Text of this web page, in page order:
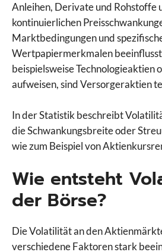
Anleihen, Derivate und Rohstoffe
kontinuierlichen
Marktbedingungen und
Wertpapiermerkmalen
beispielsweise Technologieaktien
aufweisen, sind Versorgeraktien
In der Statistik beschreibt
die Schwankungsbreite oder
wie zum Beispiel von
Wie entsteht
der Börse?
Die Volatilität an den
verschiedene Faktoren stark